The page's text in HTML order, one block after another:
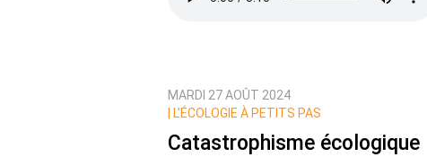
Prévenez-moi de tous les nouveaux
MARDI 27 AOÛT 2024
L’ÉCOLOGIE À PETITS PAS
Catastrophisme écologique